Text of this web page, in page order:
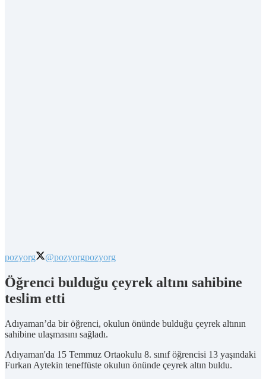
pozyorg @pozyorgpozyorg
Öğrenci bulduğu çeyrek altını sahibine
teslim etti
Adıyaman’da bir öğrenci, okulun önünde bulduğu çeyrek altının
sahibine ulaşmasını sağladı.
Adıyaman'da 15 Temmuz Ortaokulu 8. sınıf öğrencisi 13 yaşındaki
Furkan Aytekin teneffüste okulun önünde çeyrek altın buldu.